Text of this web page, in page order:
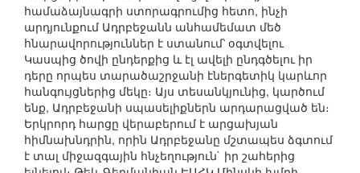
համաձայնագրի ստորագրումից հետո, ինչի
արդյունքում Ադրբեջանն անհամեմատ մեծ
հնարավորություններ է ստանում՝ օգտվելու
Կասպից ծովի ընդերքից և էլ ավելի ընդգծելու իր
դերը որպես տարածաշրջանի էներգետիկ կարևոր
հանգույցներից մեկը։ Այս տեսանկյունից, կարծում
ենք, Ադրբեջանի սպասելիքներն արդարացված են։
Երկրորդ հարցը վերաբերում է արցախյան
հիմնախնդրին, որին Ադրբեջանը մշտապես ձգտում
է տալ միջազգային հնչեղություն` իր շահերից